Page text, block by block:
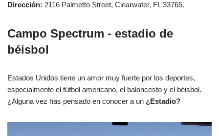
Dirección: 2116 Palmetto Street, Clearwater, FL 33765.
Campo Spectrum - estadio de
béisbol
Estados Unidos tiene un amor muy fuerte por los deportes,
especialmente el fútbol americano, el baloncesto y el béisbol.
¿Alguna vez has pensado en conocer a un ¿Estadio?